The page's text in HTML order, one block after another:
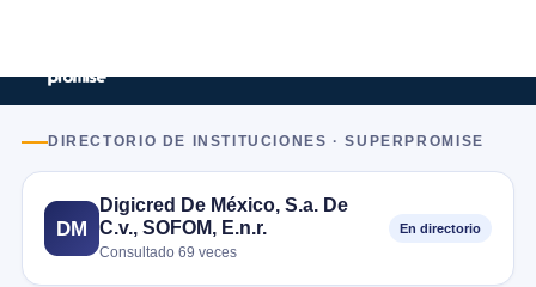
DIRECTORIO DE INSTITUCIONES · SUPERPROMISE
DM
Digicred De México, S.a. De
C.v., SOFOM, E.n.r.
Consultado 69 veces
En directorio